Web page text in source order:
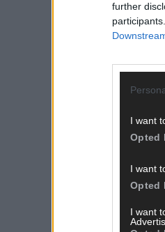
further
I want
Opted
I want
Opted
I want